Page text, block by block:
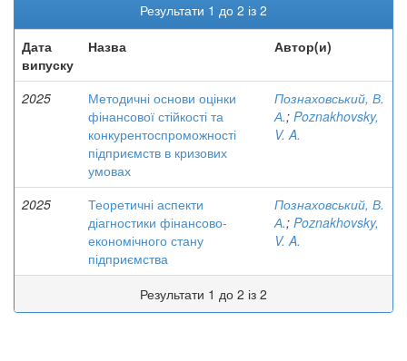
Результати 1 до 2 із 2
Дата
випуску
Назва Автор(и)
2025
Методичні основи оцінки
фінансової стійкості та
конкурентоспроможності
підприємств в кризових
умовах
Познаховський, В.
А.; Poznakhovsky,
V. A.
2025
Теоретичні аспекти
діагностики фінансово-
економічного стану
підприємства
Познаховський, В.
А.; Poznakhovsky,
V. A.
Результати 1 до 2 із 2